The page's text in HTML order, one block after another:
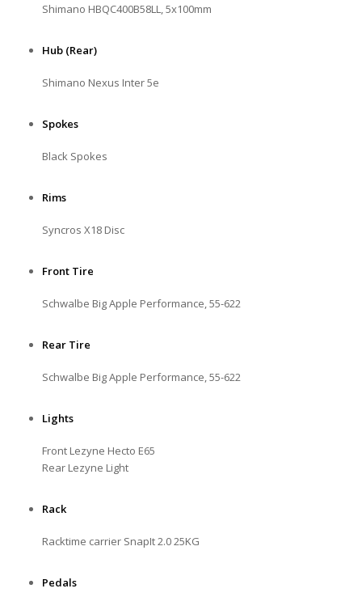
Shimano HBQC400B58LL, 5x100mm
Hub (Rear)
Shimano Nexus Inter 5e
Spokes
Black Spokes
Rims
Syncros X18 Disc
Front Tire
Schwalbe Big Apple Performance, 55-622
Rear Tire
Schwalbe Big Apple Performance, 55-622
Lights
Front Lezyne Hecto E65
Rear Lezyne Light
Rack
Racktime carrier SnapIt 2.0 25KG
Pedals